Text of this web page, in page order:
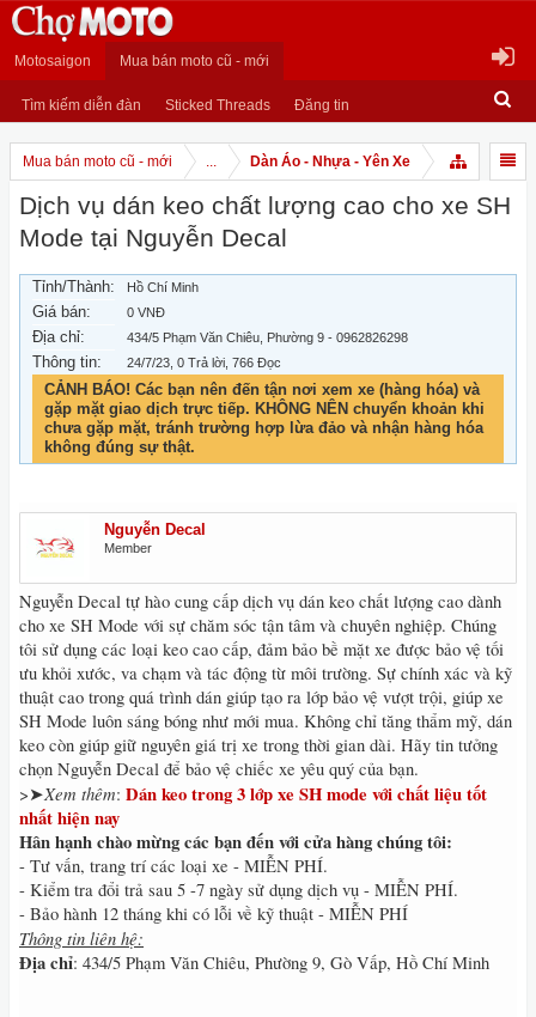
Motosaigon Mua bán moto cũ - mới
Tìm kiếm diễn đàn Sticked Threads Đăng tin
Mua bán moto cũ - mới ... Dàn Áo - Nhựa - Yên Xe
Dịch vụ dán keo chất lượng cao cho xe SH
Mode tại Nguyễn Decal
Tỉnh/Thành: Hồ Chí Minh
Giá bán: 0 VNĐ
Địa chỉ: 434/5 Phạm Văn Chiêu, Phường 9 - 0962826298
Thông tin: 24/7/23 , 0 Trả lời, 766 Đọc
CẢNH BÁO! Các bạn nên đến tận nơi xem xe (hàng hóa) và
gặp mặt giao dịch trực tiếp. KHÔNG NÊN chuyển khoản khi
chưa gặp mặt, tránh trường hợp lừa đảo và nhận hàng hóa
không đúng sự thật.
Nguyễn Decal
Member
Nguyễn Decal tự hào cung cấp dịch vụ dán keo chất lượng cao dành
cho xe SH Mode với sự chăm sóc tận tâm và chuyên nghiệp. Chúng
tôi sử dụng các loại keo cao cấp, đảm bảo bề mặt xe được bảo vệ tối
ưu khỏi xước, va chạm và tác động từ môi trường. Sự chính xác và kỹ
thuật cao trong quá trình dán giúp tạo ra lớp bảo vệ vượt trội, giúp xe
SH Mode luôn sáng bóng như mới mua. Không chỉ tăng thẩm mỹ, dán
keo còn giúp giữ nguyên giá trị xe trong thời gian dài. Hãy tin tưởng
chọn Nguyễn Decal để bảo vệ chiếc xe yêu quý của bạn.
>➤Xem thêm: Dán keo trong 3 lớp xe SH mode với chất liệu tốt
nhất hiện nay
Hân hạnh chào mừng các bạn đến với cửa hàng chúng tôi:
- Tư vấn, trang trí các loại xe - MIỄN PHÍ.
- Kiểm tra đổi trả sau 5 -7 ngày sử dụng dịch vụ - MIỄN PHÍ.
- Bảo hành 12 tháng khi có lỗi về kỹ thuật - MIỄN PHÍ
Thông tin liên hệ:
Địa chỉ: 434/5 Phạm Văn Chiêu, Phường 9, Gò Vấp, Hồ Chí Minh